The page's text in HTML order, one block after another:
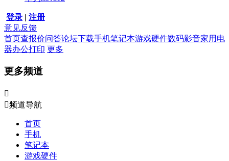
登录 | 注册
意见反馈
首页查报价问答论坛下载手机笔记本游戏硬件数码影音家用电
器办公打印 更多
更多频道

频道导航
首页
手机
笔记本
游戏硬件